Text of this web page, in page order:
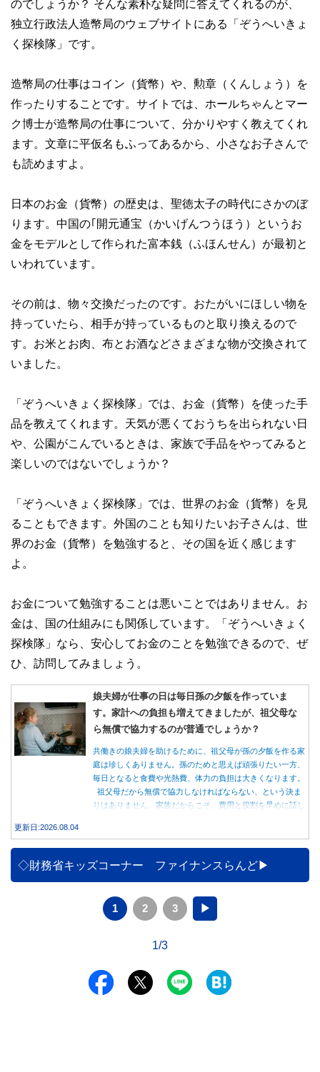
のでしょうか？ そんな素朴な疑問に答えてくれるのが、
独立行政法人造幣局のウェブサイトにある「ぞうへいきょ
く探検隊」です。
造幣局の仕事はコイン（貨幣）や、勲章（くんしょう）を
作ったりすることです。サイトでは、ホールちゃんとマー
ク博士が造幣局の仕事について、分かりやすく教えてくれ
ます。文章に平仮名もふってあるから、小さなお子さんで
も読めますよ。
日本のお金（貨幣）の歴史は、聖徳太子の時代にさかのぼ
ります。中国の｢開元通宝（かいげんつうほう）というお
金をモデルとして作られた富本銭（ふほんせん）が最初と
いわれています。
その前は、物々交換だったのです。おたがいにほしい物を
持っていたら、相手が持っているものと取り換えるので
す。お米とお肉、布とお酒などさまざまな物が交換されて
いました。
「ぞうへいきょく探検隊」では、お金（貨幣）を使った手
品を教えてくれます。天気が悪くておうちを出られない日
や、公園がこんでいるときは、家族で手品をやってみると
楽しいのではないでしょうか？
「ぞうへいきょく探検隊」では、世界のお金（貨幣）を見
ることもできます。外国のことも知りたいお子さんは、世
界のお金（貨幣）を勉強すると、その国を近く感じます
よ。
お金について勉強することは悪いことではありません。お
金は、国の仕組みにも関係しています。「ぞうへいきょく
探検隊」なら、安心してお金のことを勉強できるので、ぜ
ひ、訪問してみましょう。
娘夫婦が仕事の日は毎日孫の夕飯を作っていま
す。家計への負担も増えてきましたが、祖父母な
ら無償で協力するのが普通でしょうか？
共働きの娘夫婦を助けるために、祖父母が孫の夕飯を作る家
庭は珍しくありません。孫のためと思えば頑張りたい一方、
毎日となると食費や光熱費、体力の負担は大きくなります。
祖父母だから無償で協力しなければならない、という決ま
りはありません。家族だからこそ、費用と役割を早めに話し
更新日:2026.08.04
◇財務省キッズコーナー ファイナンスらんど
1 2 3 ▶
1/3